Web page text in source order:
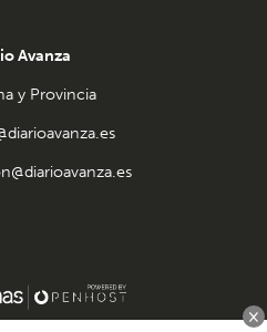
Avanza
y Provincia
×